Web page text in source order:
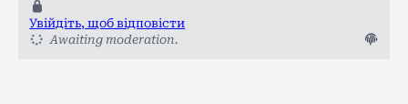
Увійдіть, щоб відповісти
Awaiting moderation.